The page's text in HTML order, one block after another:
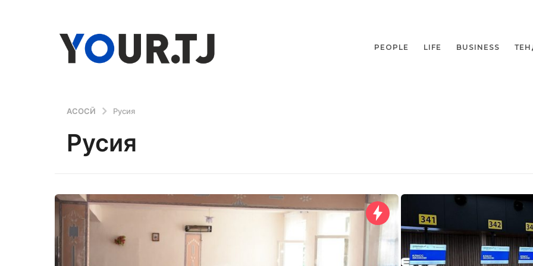
PEOPLE LIFE BUSINESS
АСОСӢ Русия
Русия